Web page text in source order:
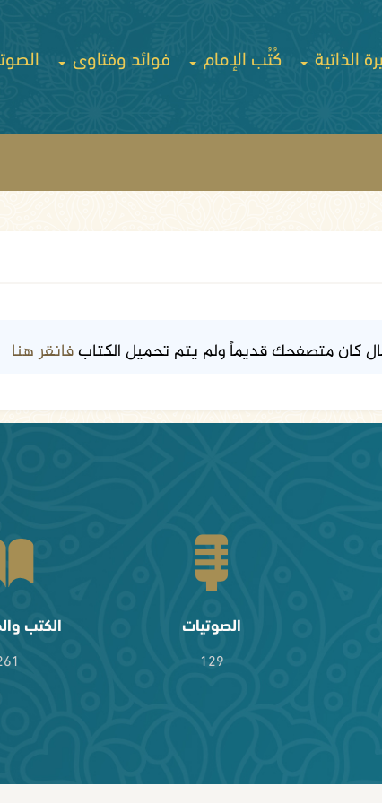
الذاتية كُتُب الإمام فوائد وفتاوى
كان متصفحك قديماً ولم يتم تحميل الكتابفانقر هنا
الصوتيات
129
الكتب